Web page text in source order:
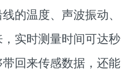
的温度、声波振动、
实时测量时间可达秒
回来传感数据，还能